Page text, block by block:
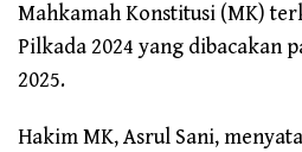
Mahkamah Konstitusi (MK)
Pilkada 2024 yang dibacakan
2025.
Hakim MK, Asrul Sani,